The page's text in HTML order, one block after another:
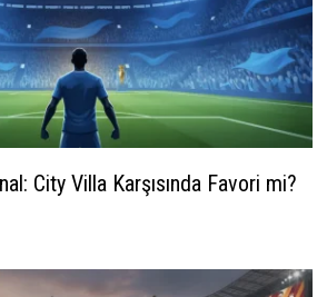
City Villa Karşısında Favori mi?